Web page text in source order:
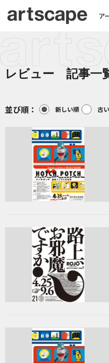
ア
レビュー 記事一
並び順： 新しい順 古